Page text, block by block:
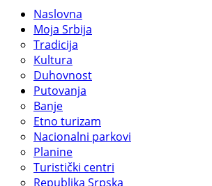
Naslovna
Moja Srbija
Tradicija
Kultura
Duhovnost
Putovanja
Banje
Etno turizam
Nacionalni parkovi
Planine
Turistički centri
Republika Srpska